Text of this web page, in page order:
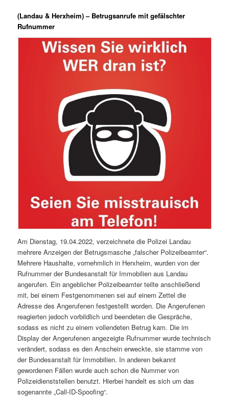
(Landau & Herxheim) – Betrugsanrufe mit gefälschter
Rufnummer
Am Dienstag, 19.04.2022, verzeichnete die Polizei Landau
mehrere Anzeigen der Betrugsmasche „falscher Polizeibeamter“.
Mehrere Haushalte, vornehmlich in Herxheim, wurden von der
Rufnummer der Bundesanstalt für Immobilien aus Landau
angerufen. Ein angeblicher Polizeibeamter teilte anschließend
mit, bei einem Festgenommenen sei auf einem Zettel die
Adresse des Angerufenen festgestellt worden. Die Angerufenen
reagierten jedoch vorbildlich und beendeten die Gespräche,
sodass es nicht zu einem vollendeten Betrug kam. Die im
Display der Angerufenen angezeigte Rufnummer wurde technisch
verändert, sodass es den Anschein erweckte, sie stamme von
der Bundesanstalt für Immobilien. In anderen bekannt
gewordenen Fällen wurde auch schon die Nummer von
Polizeidienststellen benutzt. Hierbei handelt es sich um das
sogenannte „Call-ID-Spoofing“.